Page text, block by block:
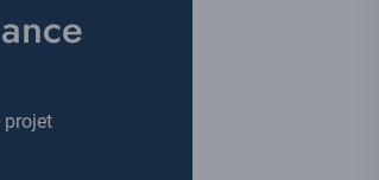
projet